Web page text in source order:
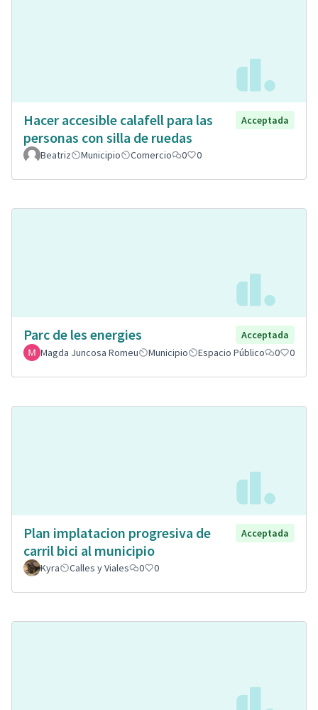
Hacer accesible calafell para las
personas con silla de ruedas
Acceptada
Beatriz Municipio Comercio 0 0
Parc de les energies
Acceptada
Magda Juncosa Romeu
Municipio Espacio Público 0 0
Plan implatacion progresiva de
carril bici al municipio
Acceptada
Kyra Calles y Viales 0 0